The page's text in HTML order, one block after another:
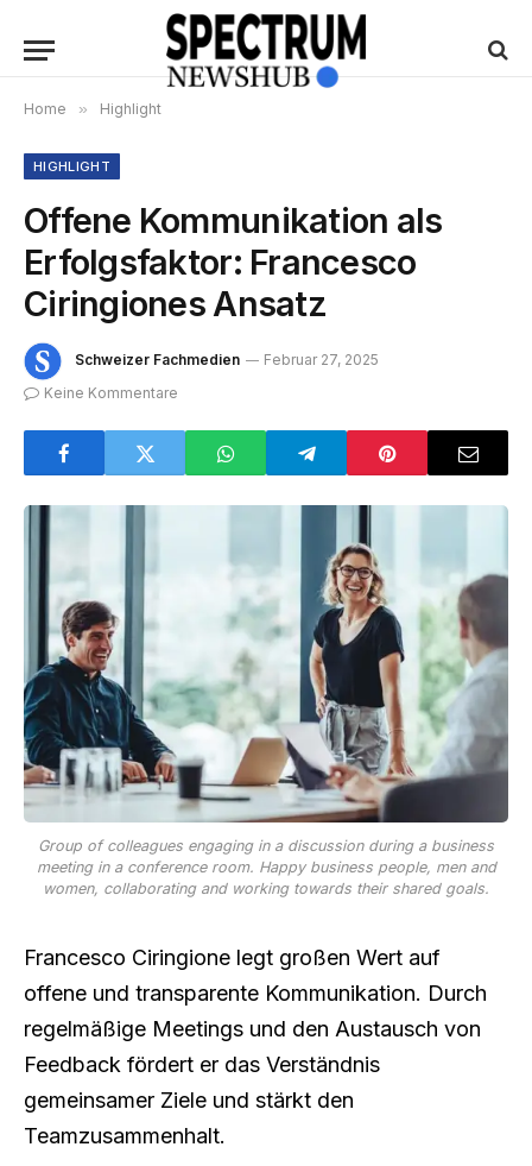
Home » Highlight
HIGHLIGHT
Offene Kommunikation als
Erfolgsfaktor: Francesco
Ciringiones Ansatz
Schweizer Fachmedien
Februar 27, 2025
Keine Kommentare
Group of colleagues engaging in a discussion during a business
meeting in a conference room. Happy business people, men and
women, collaborating and working towards their shared goals.
Francesco Ciringione legt großen Wert auf
offene und transparente Kommunikation. Durch
regelmäßige Meetings und den Austausch von
Feedback fördert er das Verständnis
gemeinsamer Ziele und stärkt den
Teamzusammenhalt.